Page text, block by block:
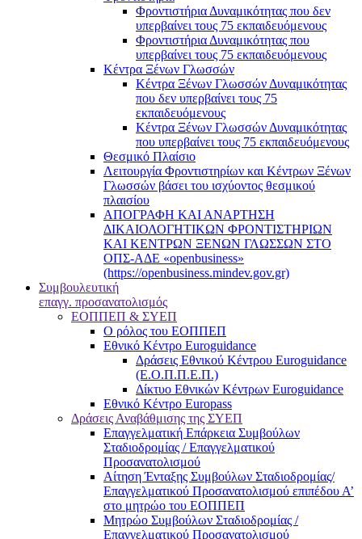
Φροντιστήρια Δυναμικότητας που δεν
υπερβαίνει τους 75 εκπαιδευόμενους
Φροντιστήρια Δυναμικότητας που
υπερβαίνει τους 75 εκπαιδευόμενους
Κέντρα Ξένων Γλωσσών
Kέντρα Ξένων Γλωσσών Δυναμικότητας
που δεν υπερβαίνει τους 75
εκπαιδευόμενους
Kέντρα Ξένων Γλωσσών Δυναμικότητας
που υπερβαίνει τους 75 εκπαιδευόμενους
Θεσμικό Πλαίσιο
Λειτουργία Φροντιστηρίων και Κέντρων Ξένων
Γλωσσών βάσει του ισχύοντος θεσμικού
πλαισίου
ΑΠΟΓΡΑΦΗ ΚΑΙ ΑΝΑΡΤΗΣΗ
ΔΙΚΑΙΟΛΟΓΗΤΙΚΩΝ ΦΡΟΝΤΙΣΤΗΡΙΩΝ
ΚΑΙ ΚΕΝΤΡΩΝ ΞΕΝΩΝ ΓΛΩΣΣΩΝ ΣΤΟ
ΟΠΣ-ΑΔΕ «openbusiness»
(https://openbusiness.mindev.gov.gr)
Συμβουλευτική
επαγγ. προσανατολισμός
ΕΟΠΠΕΠ & ΣΥΕΠ
Ο ρόλος του ΕΟΠΠΕΠ
Εθνικό Κέντρο Euroguidance
Δράσεις Εθνικού Κέντρου Euroguidance
(Ε.Ο.Π.Π.Ε.Π.)
Δίκτυο Εθνικών Κέντρων Euroguidance
Εθνικό Κέντρο Europass
Δράσεις Αναβάθμισης της ΣΥΕΠ
Επαγγελματική Επάρκεια Συμβούλων
Σταδιοδρομίας / Επαγγελματικού
Προσανατολισμού
Αίτηση Ένταξης Συμβούλων Σταδιοδρομίας/
Επαγγελματικού Προσανατολισμού επιπέδου Α’
στο μητρώο του ΕΟΠΠΕΠ
Μητρώο Συμβούλων Σταδιοδρομίας /
Επαγγελματικού Προσανατολισμού